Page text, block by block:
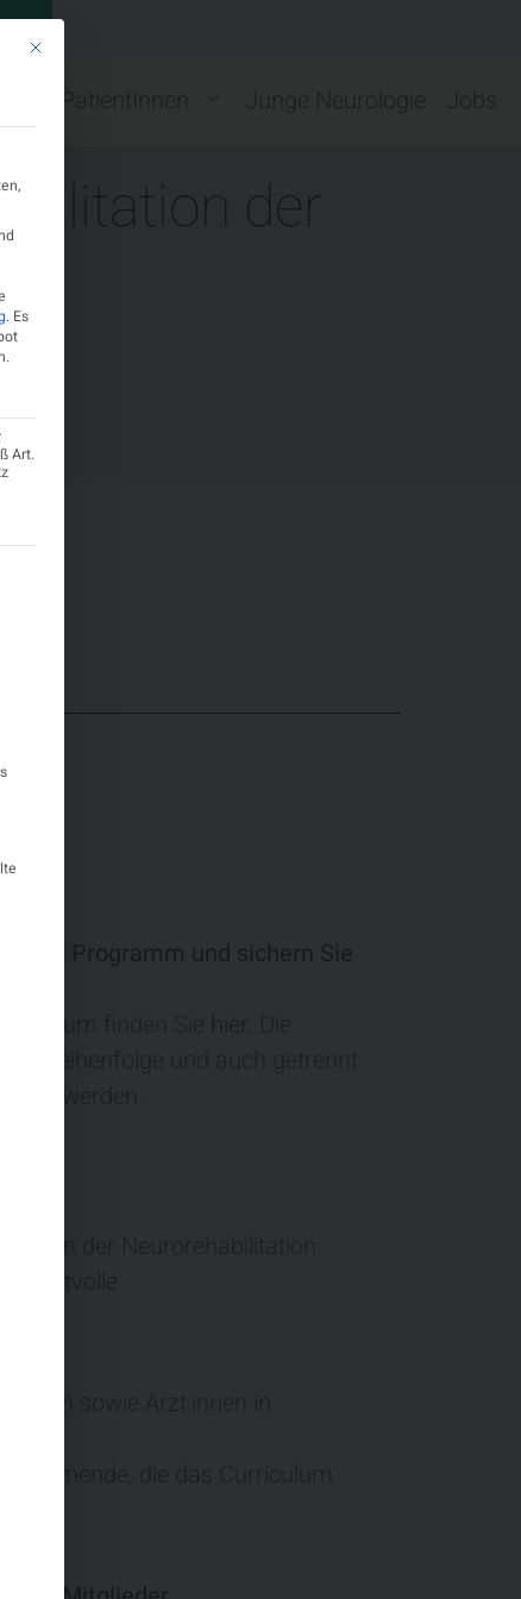
PatientInnen Junge Neurologie Jobs
der
das Programm und sichern Sie
finden Sie hier . Die
Reihenfolge und auch getrennt
werden.
der Neurorehabilitation
wertvolle
sowie Ärzt:innen in
die das Curriculum
Mit diesem Button wird der Dialog geschlossen. Seine Funktionalität ist
. Es
Art.
kann. Die erste Service-Gruppe ist essenziell und